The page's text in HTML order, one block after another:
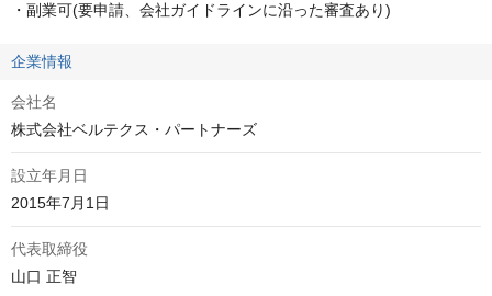
・副業可(要申請、会社ガイドラインに沿った審査あり)
企業情報
会社名
株式会社ベルテクス・パートナーズ
設立年月日
2015年7月1日
代表取締役
山口 正智